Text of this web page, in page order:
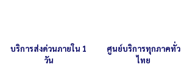
บริการส่งด่วนภายใน 1
วัน
ศูนย์บริการทุกภาคทั่ว
ไทย